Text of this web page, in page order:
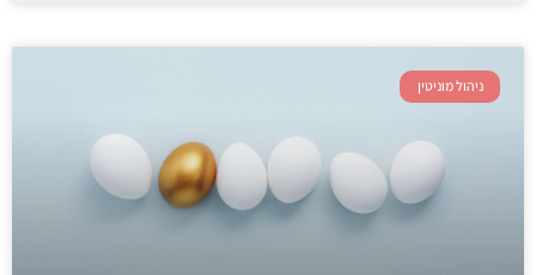
ניהול מוניטין